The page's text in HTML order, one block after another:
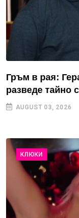
Гръм в рая:
разведе тайно
AUGUST 03, 2026
КЛЮКИ